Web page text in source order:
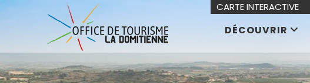
DÉCOUVRIR
CARTE INTERACTIVE